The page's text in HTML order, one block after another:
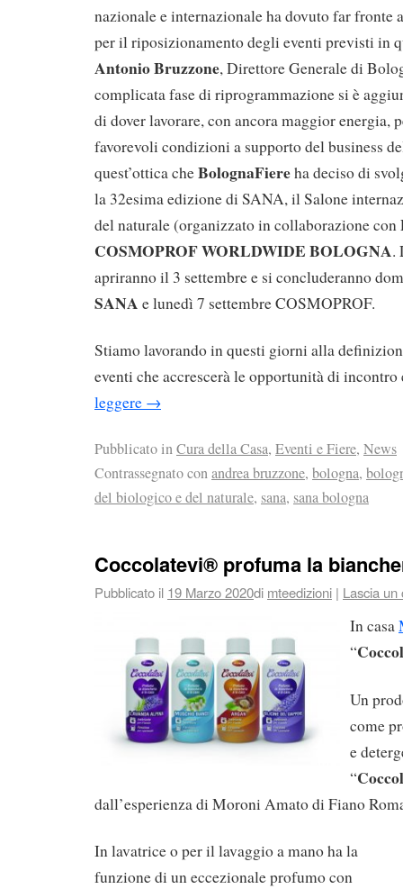
nazionale e internazionale ha dovuto far fronte
per il riposizionamento degli eventi previsti in
Antonio Bruzzone, Direttore Generale di
complicata fase di riprogrammazione si è
di dover lavorare, con ancora maggior energia,
favorevoli condizioni a supporto del business
quest’ottica cheBolognaFiereha deciso di
la 32esima edizione di SANA, il Salone
del naturale (organizzato in collaborazione
COSMOPROF WORLDWIDE BOLOGNA.
apriranno il 3 settembre e si concluderanno
SANA e lunedì 7 settembre COSMOPROF.
Stiamo lavorando in questi giorni alla
eventi che accrescerà le opportunità di
leggere →
Pubblicato inCura della Casa, Eventi e Fiere, News
Contrassegnato conandrea bruzzone, bologna,
del biologico e del naturale, sana, sana bologna
Coccolatevi® profuma la
Pubblicato il 19 Marzo 2020di mteedizioni | Lascia un
In casa
“
Un
come
e
“
dall’esperienza di Moroni Amato di Fiano
In lavatrice o per il lavaggio a mano ha la
funzione di un eccezionale profumo con